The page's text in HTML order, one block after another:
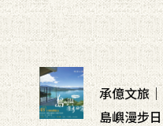
承億文旅｜
島嶼漫步日